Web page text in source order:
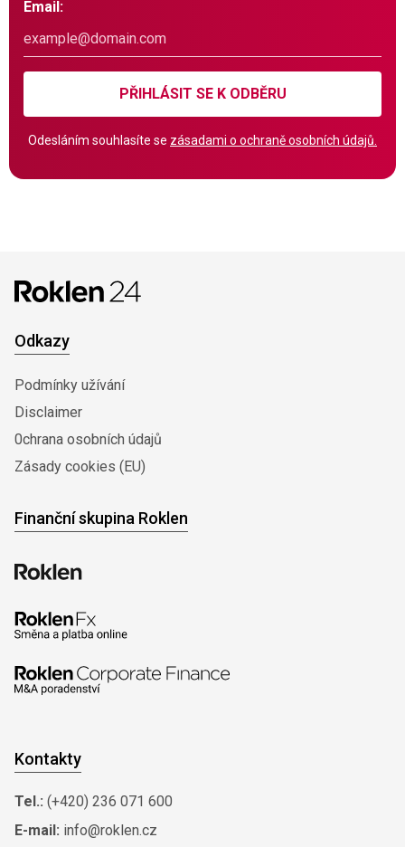
Email:
PŘIHLÁSIT SE K ODBĚRU
Odesláním souhlasíte se zásadami o ochraně osobních údajů.
Odkazy
Podmínky užívání
Disclaimer
0chrana osobních údajů
Zásady cookies (EU)
Finanční skupina Roklen
Kontakty
Tel.: (+420) 236 071 600
E-mail: info@roklen.cz